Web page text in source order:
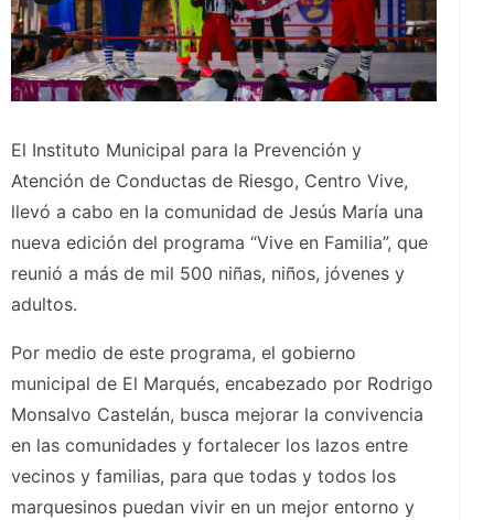
El Instituto Municipal para la Prevención y
Atención de Conductas de Riesgo, Centro Vive,
llevó a cabo en la comunidad de Jesús María una
nueva edición del programa “Vive en Familia”, que
reunió a más de mil 500 niñas, niños, jóvenes y
adultos.
Por medio de este programa, el gobierno
municipal de El Marqués, encabezado por Rodrigo
Monsalvo Castelán, busca mejorar la convivencia
en las comunidades y fortalecer los lazos entre
vecinos y familias, para que todas y todos los
marquesinos puedan vivir en un mejor entorno y